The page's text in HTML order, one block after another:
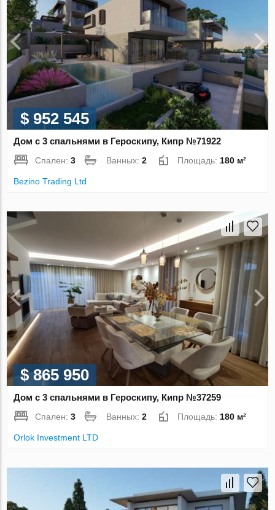
$ 952 545
Дом с 3 спальнями в Героскипу, Кипр №71922
Спален:3 Ванных:2 Площадь: 180 м²
Bezino Trading Ltd
$ 865 950
Дом с 3 спальнями в Героскипу, Кипр №37259
Спален:3 Ванных:2 Площадь: 180 м²
Orlok Investment LTD